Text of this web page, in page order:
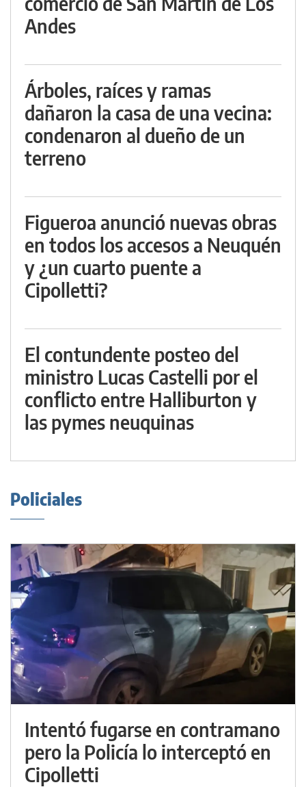
Andes
Árboles, raíces y ramas
dañaron la casa de una vecina:
condenaron al dueño de un
terreno
Figueroa anunció nuevas obras
en todos los accesos a Neuquén
y ¿un cuarto puente a
Cipolletti?
El contundente posteo del
ministro Lucas Castelli por el
conflicto entre Halliburton y
las pymes neuquinas
Policiales
Intentó fugarse en contramano
pero la Policía lo interceptó en
Cipolletti